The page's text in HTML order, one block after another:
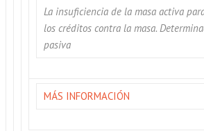
La insuficiencia de la masa activa
los créditos contra la masa.
pasiva
MÁS INFORMACIÓN